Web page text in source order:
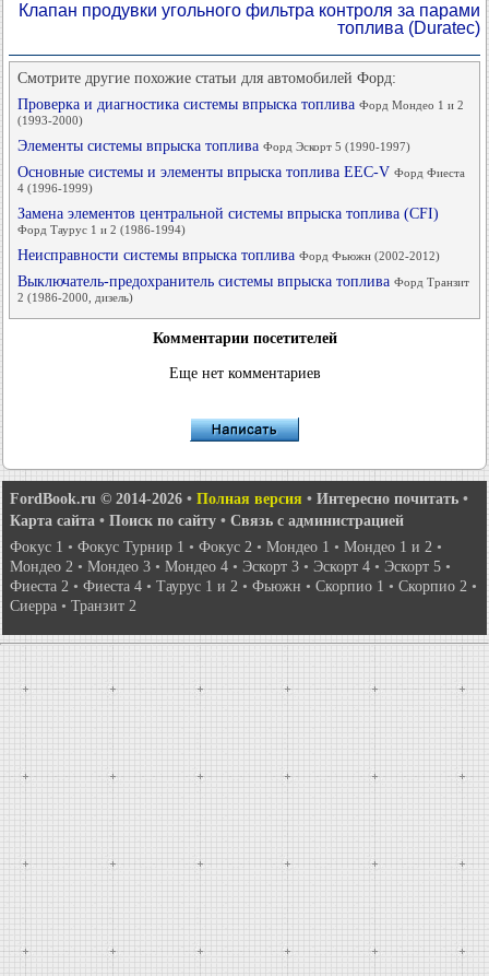
Клапан продувки угольного фильтра контроля за парами
топлива (Duratec)
Смотрите другие похожие статьи для автомобилей Форд:
Проверка и диагностика системы впрыска топлива Форд Мондео 1 и 2
(1993-2000)
Элементы системы впрыска топлива Форд Эскорт 5 (1990-1997)
Основные системы и элементы впрыска топлива EEC-V Форд Фиеста
4 (1996-1999)
Замена элементов центральной системы впрыска топлива (CFI)
Форд Таурус 1 и 2 (1986-1994)
Неисправности системы впрыска топлива Форд Фьюжн (2002-2012)
Выключатель-предохранитель системы впрыска топлива Форд Транзит
2 (1986-2000, дизель)
Комментарии посетителей
Еще нет комментариев
FordBook.ru © 2014-2026 • Полная версия • Интересно почитать •
Карта сайта • Поиск по сайту • Связь с администрацией
Фокус 1 • Фокус Турнир 1 • Фокус 2 • Мондео 1 • Мондео 1 и 2 •
Мондео 2 • Мондео 3 • Мондео 4 • Эскорт 3 • Эскорт 4 • Эскорт 5 •
Фиеста 2 • Фиеста 4 • Таурус 1 и 2 • Фьюжн • Скорпио 1 • Скорпио 2 •
Сиерра • Транзит 2